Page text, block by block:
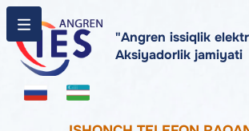
"Angren issiqlik
Aksiyadorlik jamiyati